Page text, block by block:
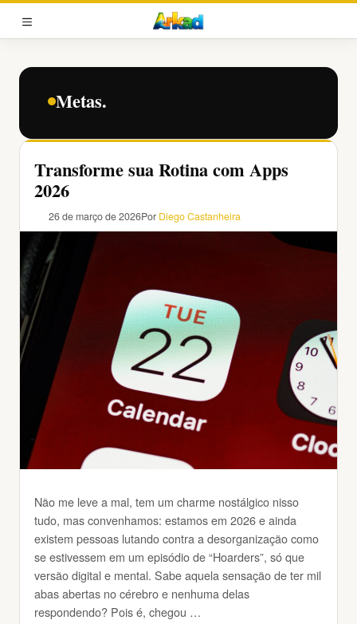
Pular
para
conteúdo
MENU
Metas.
Transforme sua Rotina com Apps
2026
26 de março de 2026Por Diego Castanheira
Não me leve a mal, tem um charme nostálgico nisso
tudo, mas convenhamos: estamos em 2026 e ainda
existem pessoas lutando contra a desorganização como
se estivessem em um episódio de “Hoarders”, só que
versão digital e mental. Sabe aquela sensação de ter mil
abas abertas no cérebro e nenhuma delas
respondendo? Pois é, chegou …